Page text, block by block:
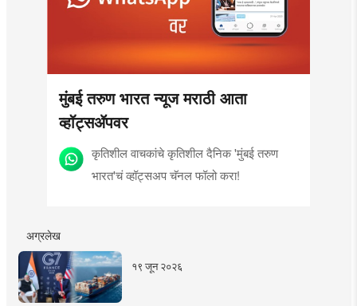
मुंबई तरुण भारत न्यूज मराठी आता
व्हॉट्सॲपवर
कृतिशील वाचकांचे कृतिशील दैनिक 'मुंबई तरुण
भारत'चं व्हॉट्सअप चॅनल फॉलो करा!
अग्रलेख
१९ जून २०२६